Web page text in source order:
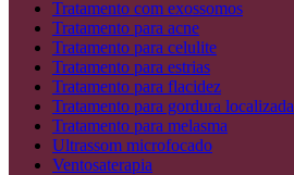
Tratamento com exossomos
Tratamento para acne
Tratamento para celulite
Tratamento para estrias
Tratamento para flacidez
Tratamento para gordura localizada
Tratamento para melasma
Ultrassom microfocado
Ventosaterapia